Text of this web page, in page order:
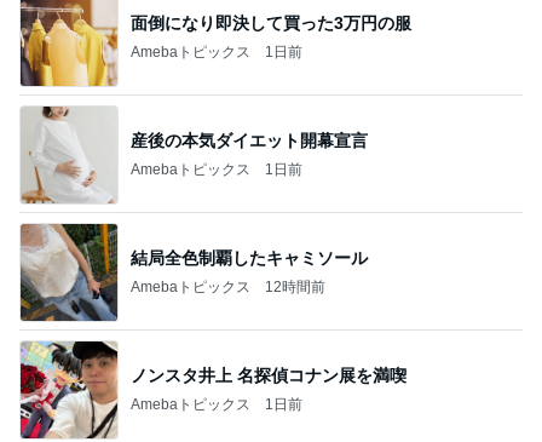
面倒になり即決して買った3万円の服
Amebaトピックス 1日前
産後の本気ダイエット開幕宣言
Amebaトピックス 1日前
結局全色制覇したキャミソール
Amebaトピックス 12時間前
ノンスタ井上 名探偵コナン展を満喫
Amebaトピックス 1日前